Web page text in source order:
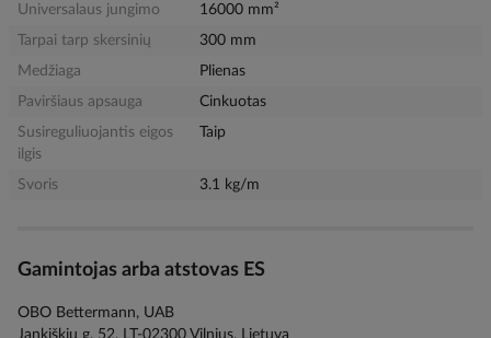
Universalaus jungimo
16000 mm²
Tarpai tarp skersinių
300 mm
Medžiaga
Plienas
Paviršiaus apsauga
Cinkuotas
Susireguliuojantis eigos
ilgis
Taip
Svoris 3.1 kg/m
Gamintojas arba atstovas ES
OBO Bettermann, UAB
Jankiškių g. 52, LT-02300 Vilnius, Lietuva